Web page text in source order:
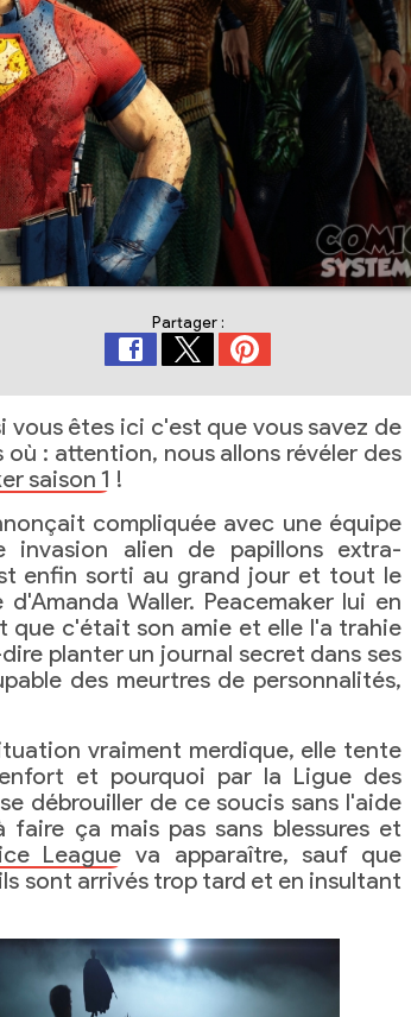
Partager :
vous êtes ici c'est que vous savez de
: attention, nous allons révéler des
saison 1 !
compliquée avec une équipe
alien de papillons extra-
enfin sorti au grand jour et tout le
Waller. Peacemaker lui en
que c'était son amie et elle l'a trahie
planter un journal secret dans ses
des meurtres de personnalités,
vraiment merdique, elle tente
et pourquoi par la Ligue des
débrouiller de ce soucis sans l'aide
ça mais pas sans blessures et
League va apparaître, sauf que
sont arrivés trop tard et en insultant